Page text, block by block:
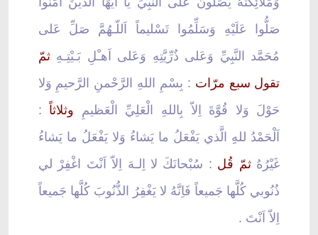
صَلُّوا عَلَيْهِ وَسَلِّمُوا تَسْليماً اَللّـهُمَّ صَلِّ عَلى
مُحَمَّد النَّبِيِّ وَعَلى ذُرِّيَّتِهِ وَعَلى اَهـْلِ بَـيْتِـهِثمّ
تقول سبع مرّات : بِسْمِ اللهِ الرَّحْمنِ الرَّحيمِ وَلا
حَوْلَ وَلا قُوَّةَ اِلاّ بِاللهِ الْعَلِيِّ الْعَظيمِ وثلاثا ً :
اَلْحَمْدُ للهِِ الَّذي يَفْعَلُ ما يَشاءُ وَلا يَفْعَلُ ما يَشاءُ
غَيْرُهُثمّ قُل : سُبْحانَكَ لا اِلـهَ اِلاّ اَنْتَ اغْفِرْ لي
ذُنُوبي كُلَّها جَميعاً فَاِنَّهُ لا يَغْفِرُ الذُّنُوبَ كُلَّها جَميعاً
اِلاّ اَنْتَ .